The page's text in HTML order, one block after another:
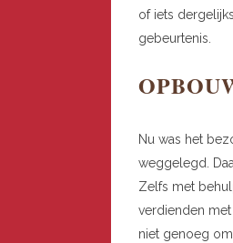
of iets
gebeurtenis.
Nu was het
weggelegd.
Zelfs met
verdienden
niet genoeg